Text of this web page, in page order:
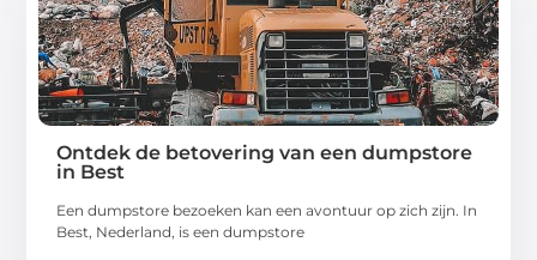
Ontdek de betovering van een dumpstore
in Best
Een dumpstore bezoeken kan een avontuur op zich zijn. In
Best, Nederland, is een dumpstore